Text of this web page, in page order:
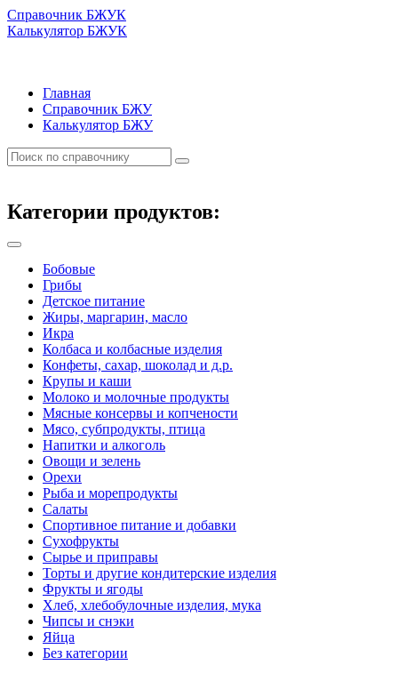
Справочник БЖУК
Калькулятор БЖУК
Главная
Справочник БЖУ
Калькулятор БЖУ
Категории продуктов:
Бобовые
Грибы
Детское питание
Жиры, маргарин, масло
Икра
Колбаса и колбасные изделия
Конфеты, сахар, шоколад и д.р.
Крупы и каши
Молоко и молочные продукты
Мясные консервы и копчености
Мясо, субпродукты, птица
Напитки и алкоголь
Овощи и зелень
Орехи
Рыба и морепродукты
Салаты
Спортивное питание и добавки
Сухофрукты
Сырье и приправы
Торты и другие кондитерские изделия
Фрукты и ягоды
Хлеб, хлебобулочные изделия, мука
Чипсы и снэки
Яйца
Без категории